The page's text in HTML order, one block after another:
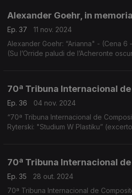
Alexander Goehr, in
Ep. 37
11 nov. 2024
Alexander Goehr: “Arianna" - (Cena 6
(Su l’Orride paludi de l’Acheronte
70ª Tribuna Internacional
Ep. 36
04 nov. 2024
“70ª Tribuna Internacional de
Ryterski: "Studium W Plastiku”
70ª Tribuna Internacional
Ep. 35
28 out. 2024
70ª Tribuna Internacional de